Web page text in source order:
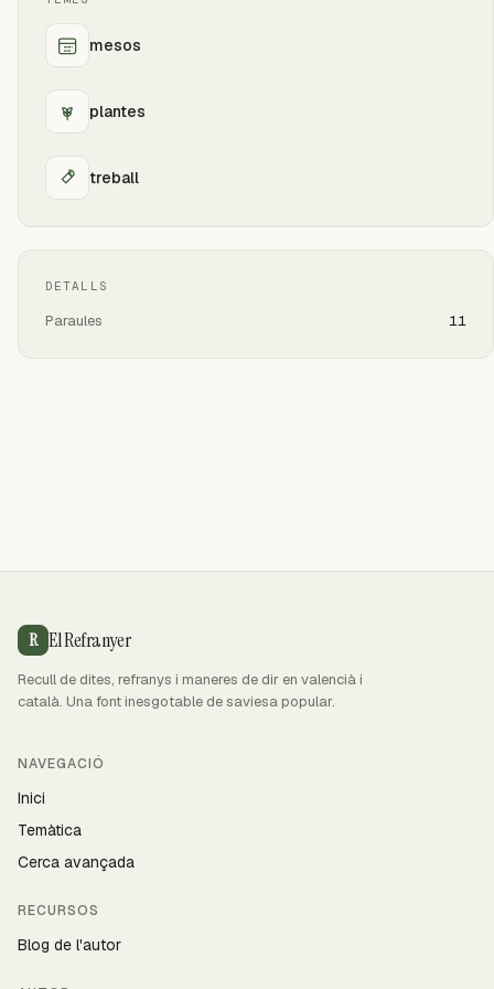
mesos
plantes
treball
DETALLS
Paraules 11
R El Refranyer
Recull de dites, refranys i maneres de dir en valencià i
català. Una font inesgotable de saviesa popular.
NAVEGACIÓ
Inici
Temàtica
Cerca avançada
RECURSOS
Blog de l'autor